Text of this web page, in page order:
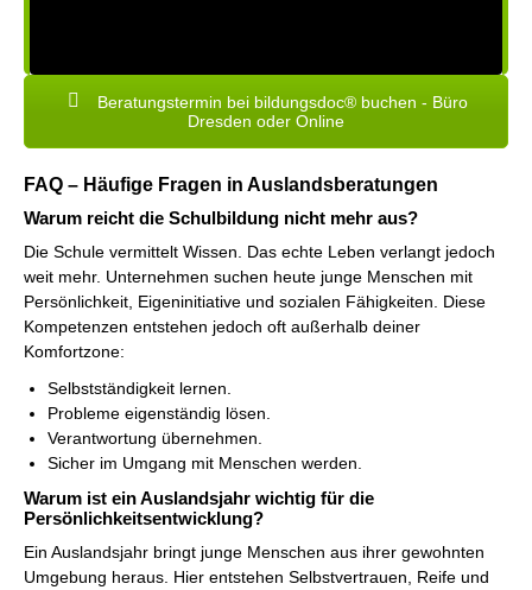
Beratungstermin bei bildungsdoc® buchen - Büro
Dresden oder Online
FAQ – Häufige Fragen in Auslandsberatungen
Warum reicht die Schulbildung nicht mehr aus?
Die Schule vermittelt Wissen. Das echte Leben verlangt jedoch
weit mehr. Unternehmen suchen heute junge Menschen mit
Persönlichkeit, Eigeninitiative und sozialen Fähigkeiten. Diese
Kompetenzen entstehen jedoch oft außerhalb deiner
Komfortzone:
Selbstständigkeit lernen.
Probleme eigenständig lösen.
Verantwortung übernehmen.
Sicher im Umgang mit Menschen werden.
Warum ist ein Auslandsjahr wichtig für die
Persönlichkeitsentwicklung?
Ein Auslandsjahr bringt junge Menschen aus ihrer gewohnten
Umgebung heraus. Hier entstehen Selbstvertrauen, Reife und